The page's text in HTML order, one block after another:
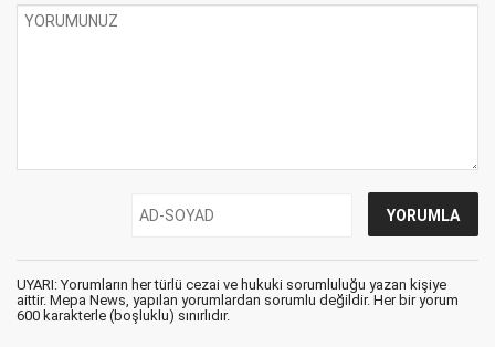
UYARI: Yorumların her türlü cezai ve hukuki sorumluluğu yazan kişiye
aittir. Mepa News, yapılan yorumlardan sorumlu değildir. Her bir yorum
600 karakterle (boşluklu) sınırlıdır.